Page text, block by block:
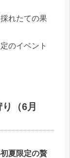
れたての果
のイベント
（6月
夏限定の贅